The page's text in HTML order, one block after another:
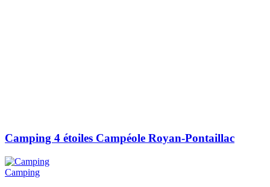
Camping 4 étoiles Campéole Royan-Pontaillac
Camping